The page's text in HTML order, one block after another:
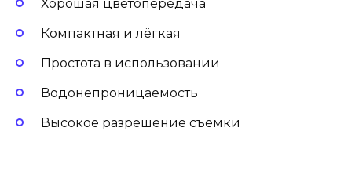
Хорошая цветопередача
Компактная и лёгкая
Простота в использовании
Водонепроницаемость
Высокое разрешение съёмки